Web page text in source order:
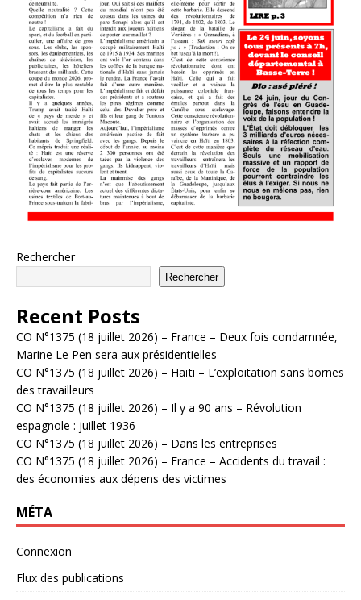
Rechercher
Rechercher
Recent Posts
CO N°1375 (18 juillet 2026) – France – Deux fois condamnée,
Marine Le Pen sera aux présidentielles
CO N°1375 (18 juillet 2026) – Haïti – L’exploitation sans bornes
des travailleurs
CO N°1375 (18 juillet 2026) – Il y a 90 ans – Révolution
espagnole : juillet 1936
CO N°1375 (18 juillet 2026) – Dans les entreprises
CO N°1375 (18 juillet 2026) – France – Accidents du travail :
des économies aux dépens des victimes
MÉTA
Connexion
Flux des publications